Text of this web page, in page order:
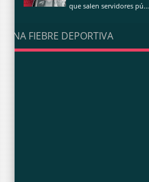
que salen servidores pú...
UNA FIEBRE DEPORTIVA